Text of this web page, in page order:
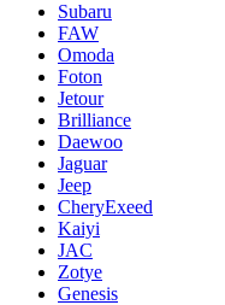
Subaru
FAW
Omoda
Foton
Jetour
Brilliance
Daewoo
Jaguar
Jeep
CheryExeed
Kaiyi
JAC
Zotye
Genesis